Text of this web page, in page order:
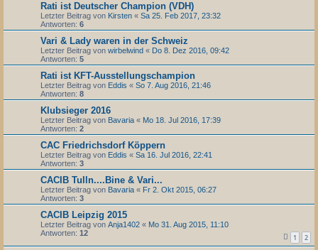
Rati ist Deutscher Champion (VDH)
Letzter Beitrag von Kirsten « Sa 25. Feb 2017, 23:32
Antworten: 6
Vari & Lady waren in der Schweiz
Letzter Beitrag von wirbelwind « Do 8. Dez 2016, 09:42
Antworten: 5
Rati ist KFT-Ausstellungschampion
Letzter Beitrag von Eddis « So 7. Aug 2016, 21:46
Antworten: 8
Klubsieger 2016
Letzter Beitrag von Bavaria « Mo 18. Jul 2016, 17:39
Antworten: 2
CAC Friedrichsdorf Köppern
Letzter Beitrag von Eddis « Sa 16. Jul 2016, 22:41
Antworten: 3
CACIB Tulln....Bine & Vari...
Letzter Beitrag von Bavaria « Fr 2. Okt 2015, 06:27
Antworten: 3
CACIB Leipzig 2015
Letzter Beitrag von Anja1402 « Mo 31. Aug 2015, 11:10
Antworten: 12 1 2